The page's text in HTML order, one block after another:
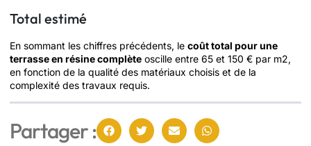
Total estimé
En sommant les chiffres précédents, le coût total pour une
terrasse en résine complète oscille entre 65 et 150 € par m2,
en fonction de la qualité des matériaux choisis et de la
complexité des travaux requis.
Partager :